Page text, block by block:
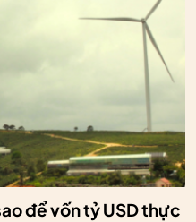
để vốn tỷ USD thực